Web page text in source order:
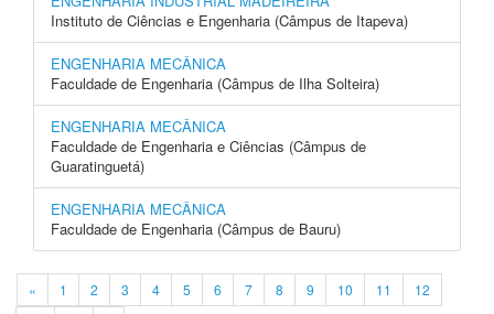
Instituto de Ciências e Engenharia (Câmpus de Itapeva)
ENGENHARIA MECÂNICA
Faculdade de Engenharia (Câmpus de Ilha Solteira)
ENGENHARIA MECÂNICA
Faculdade de Engenharia e Ciências (Câmpus de
Guaratinguetá)
ENGENHARIA MECÂNICA
Faculdade de Engenharia (Câmpus de Bauru)
« 1 2 3 4 5 6 7 8 9 10 11
12